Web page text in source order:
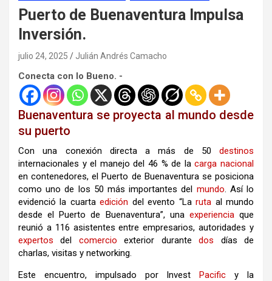
Puerto de Buenaventura Impulsa
Inversión.
julio 24, 2025 Julián Andrés Camacho
Conecta con lo Bueno. -
Buenaventura se proyecta al mundo desde
su puerto
Con una conexión directa a más de 50 destinos
internacionales y el manejo del 46 % de lacarga nacional
en contenedores, el Puerto de Buenaventura se posiciona
como uno de los 50 más importantes del mundo. Así lo
evidenció la cuartaedición del evento “Laruta al mundo
desde el Puerto de Buenaventura”, una experienciaque
reunió a 116 asistentes entre empresarios, autoridades y
expertos del comercio exterior durantedos días de
charlas, visitas y networking.
Este encuentro, impulsado por InvestPacific y la